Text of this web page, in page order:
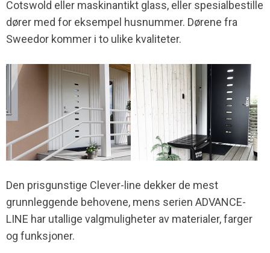
Cotswold eller maskinantikt glass, eller spesialbestille
dører med for eksempel husnummer. Dørene fra
Sweedor kommer i to ulike kvaliteter.
Den prisgunstige Clever-line dekker de mest
grunnleggende behovene, mens serien ADVANCE-
LINE har utallige valgmuligheter av materialer, farger
og funksjoner.